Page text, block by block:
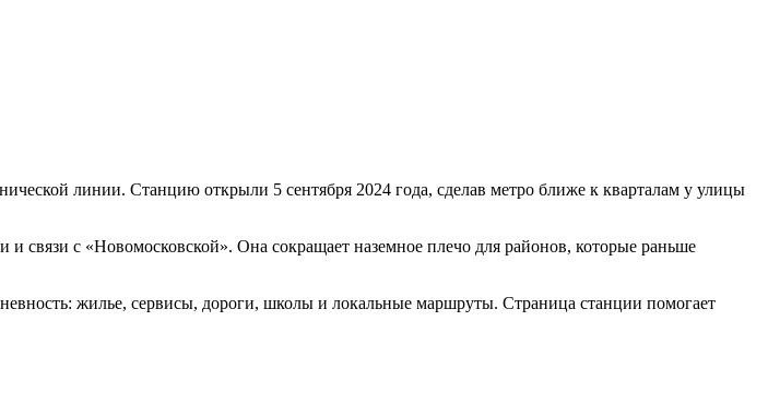
линии. Станцию открыли 5 сентября 2024 года, сделав метро ближе к кварталам у улицы
с «Новомосковской». Она сокращает наземное плечо для районов, которые раньше
жилье, сервисы, дороги, школы и локальные маршруты. Страница станции помогает